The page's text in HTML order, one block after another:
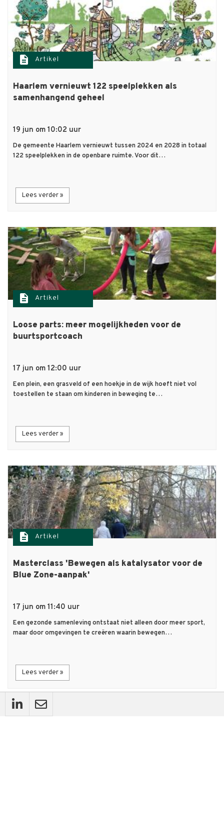
description Artikel
Haarlem vernieuwt 122 speelplekken als
samenhangend geheel
19 jun om 10:02 uur
De gemeente Haarlem vernieuwt tussen 2024 en 2028 in totaal
122 speelplekken in de openbare ruimte. Voor dit…
Lees verder »
description Artikel
Loose parts: meer mogelijkheden voor de
buurtsportcoach
17 jun om 12:00 uur
Een plein, een grasveld of een hoekje in de wijk hoeft niet vol
toestellen te staan om kinderen in beweging te…
Lees verder »
description Artikel
Masterclass 'Bewegen als katalysator voor de
Blue Zone-aanpak'
17 jun om 11:40 uur
Een gezonde samenleving ontstaat niet alleen door meer sport,
maar door omgevingen te creëren waarin bewegen…
Lees verder »